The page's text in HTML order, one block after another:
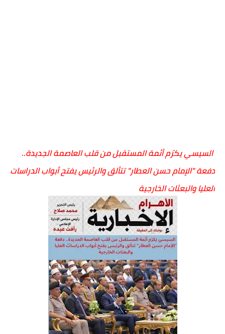
السيسي يكرّم أئمة المستقبل من قلب العاصمة الجديدة..
دفعة "الإمام حسن العطار" تتألق والرئيس يفتح أبواب الدراسات
العليا والبعثات الخارجية